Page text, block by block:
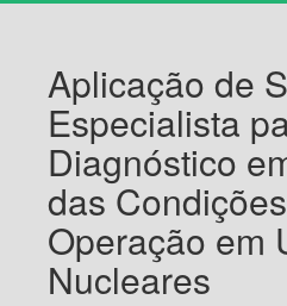
Aplicação de
Especialista
Diagnóstico
das
Operação em
Nucleares